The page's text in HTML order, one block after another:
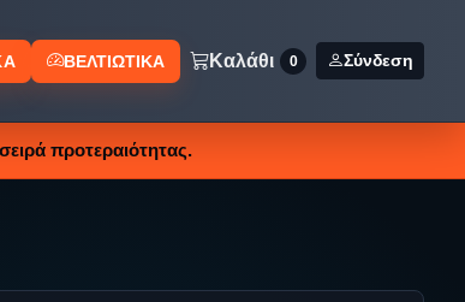
ΒΕΛΤΙΩΤΙΚΑ Καλάθι 0 Σύνδεση
προτεραιότητας.